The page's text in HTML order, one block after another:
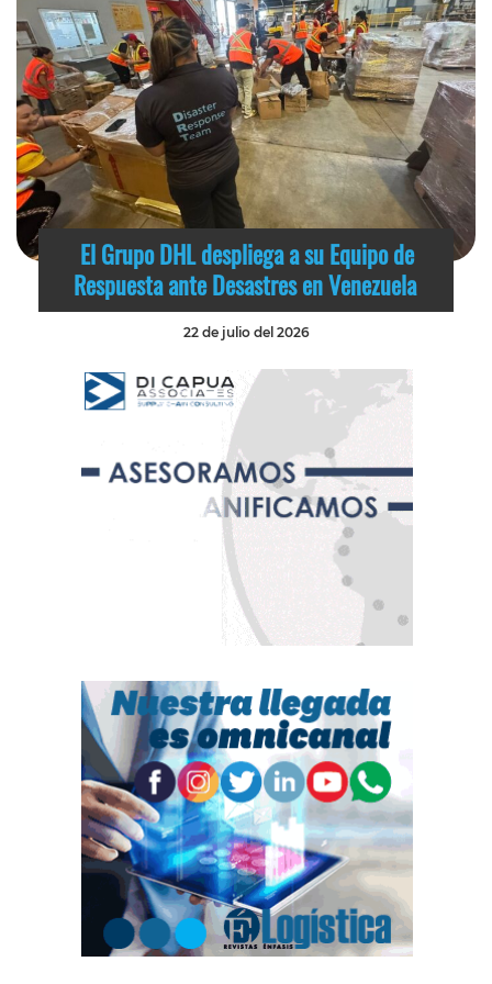
El Grupo DHL despliega a su Equipo de
Respuesta ante Desastres en Venezuela
22 de julio del 2026